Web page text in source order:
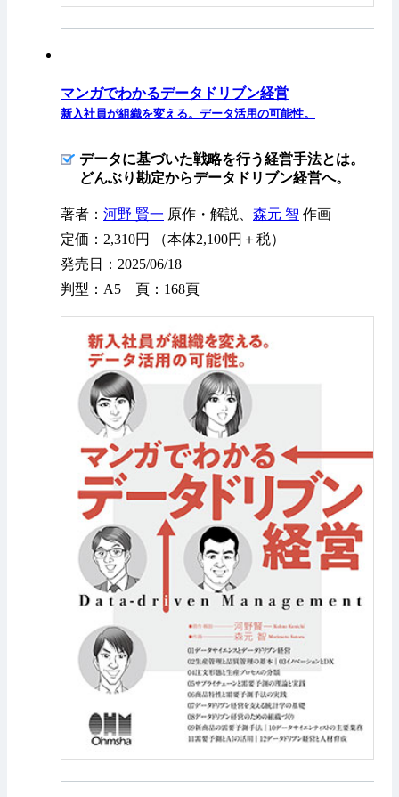
マンガでわかるデータドリブン経営
新入社員が組織を変える。データ活用の可能性。
データに基づいた戦略を行う経営手法とは。
どんぶり勘定からデータドリブン経営へ。
著者： 河野 賢一 原作・解説、 森元 智 作画
定価：2,310円 （本体2,100円＋税）
発売日：2025/06/18
判型：A5 頁：168頁